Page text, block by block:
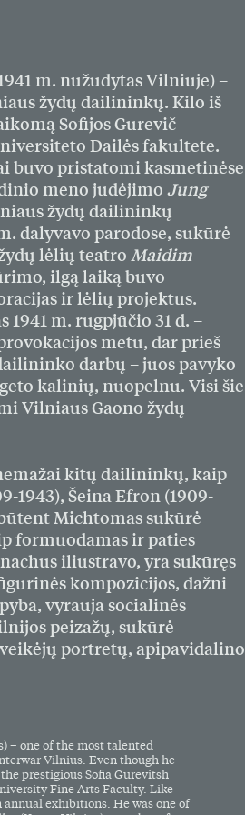
m. nužudytas Vilniuje) –
žydų dailininkų. Kilo iš
Sofijos Gurevič
Dailės fakultete.
buvo pristatomi kasmetinėse
meno judėjimo Jung
žydų dailininkų
dalyvavo parodose, sukūrė
lėlių teatro Maidim
ilgą laiką buvo
ir lėlių projektus.
m. rugpjūčio 31 d. –
metu, dar prieš
darbų – juos pavyko
kalinių, nuopelnu. Visi šie
Vilniaus Gaono žydų
kitų dailininkų, kaip
1943), Šeina Efron (1909-
būtent Michtomas sukūrė
formuodamas ir paties
iliustravo, yra sukūręs
kompozicijos, dažni
vyrauja socialinės
peizažų, sukūrė
portretų, apipavidalino
– one of the most talented
Vilnius. Even though he
prestigious Sofia Gurevitsh
Fine Arts Faculty. Like
exhibitions. He was one of